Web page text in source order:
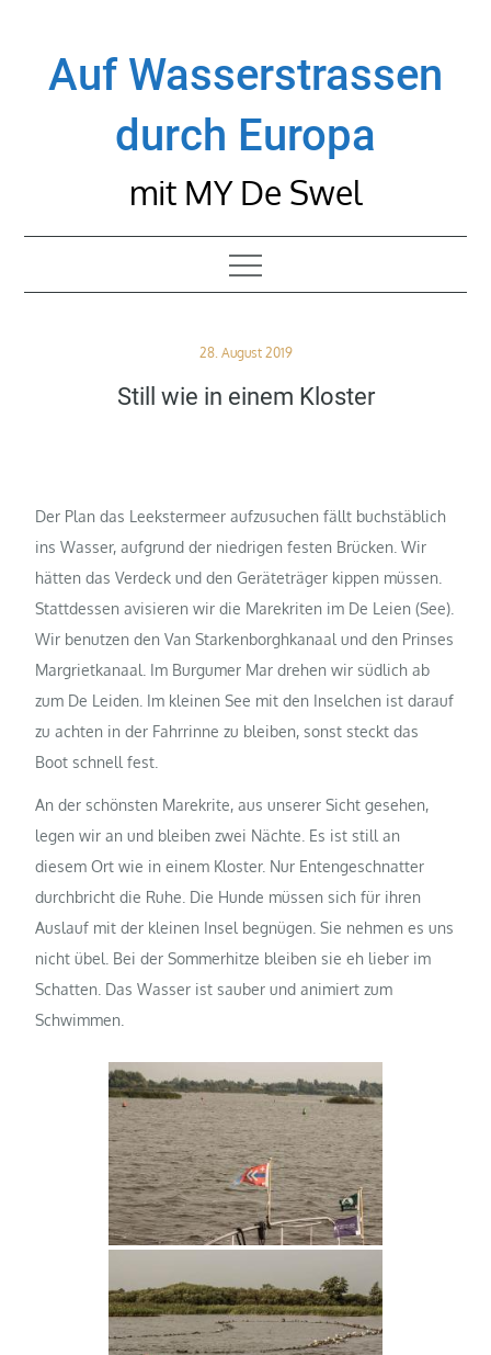
contentAuf Wasserstrassen
durch Europa
mit MY De Swel
Posted
28. August 2019
Still wie in einem Kloster
Der Plan das Leekstermeer aufzusuchen fällt buchstäblich
ins Wasser, aufgrund der niedrigen festen Brücken. Wir
hätten das Verdeck und den Geräteträger kippen müssen.
Stattdessen avisieren wir die Marekriten im De Leien (See).
Wir benutzen den Van Starkenborghkanaal und den Prinses
Margrietkanaal. Im Burgumer Mar drehen wir südlich ab
zum De Leiden. Im kleinen See mit den Inselchen ist darauf
zu achten in der Fahrrinne zu bleiben, sonst steckt das
Boot schnell fest.
An der schönsten Marekrite, aus unserer Sicht gesehen,
legen wir an und bleiben zwei Nächte. Es ist still an
diesem Ort wie in einem Kloster. Nur Entengeschnatter
durchbricht die Ruhe. Die Hunde müssen sich für ihren
Auslauf mit der kleinen Insel begnügen. Sie nehmen es uns
nicht übel. Bei der Sommerhitze bleiben sie eh lieber im
Schatten. Das Wasser ist sauber und animiert zum
Schwimmen.